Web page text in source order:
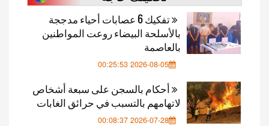
تفكيك 6 عصابات أحياء مدججة
بالأسلحة البيضاء روعت المواطنين
بالعاصمة
2026-08-05 00:25:53
أحكام بالسجن على سبعة أشخاص
لاتهامهم بالتسبب في حرائق الغابات
2026-07-28 00:08:37